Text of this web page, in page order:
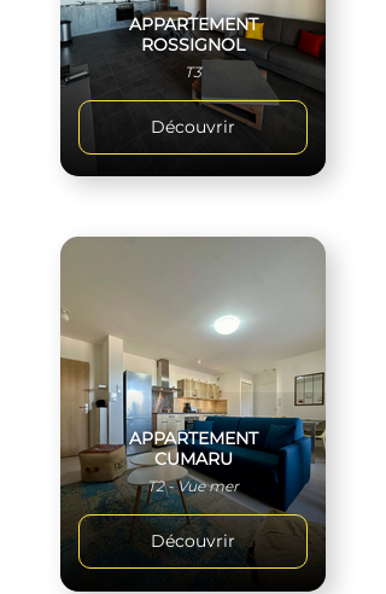
APPARTEMENT
ROSSIGNOL
T3
Découvrir
APPARTEMENT
CUMARU
T2 - Vue mer
Découvrir